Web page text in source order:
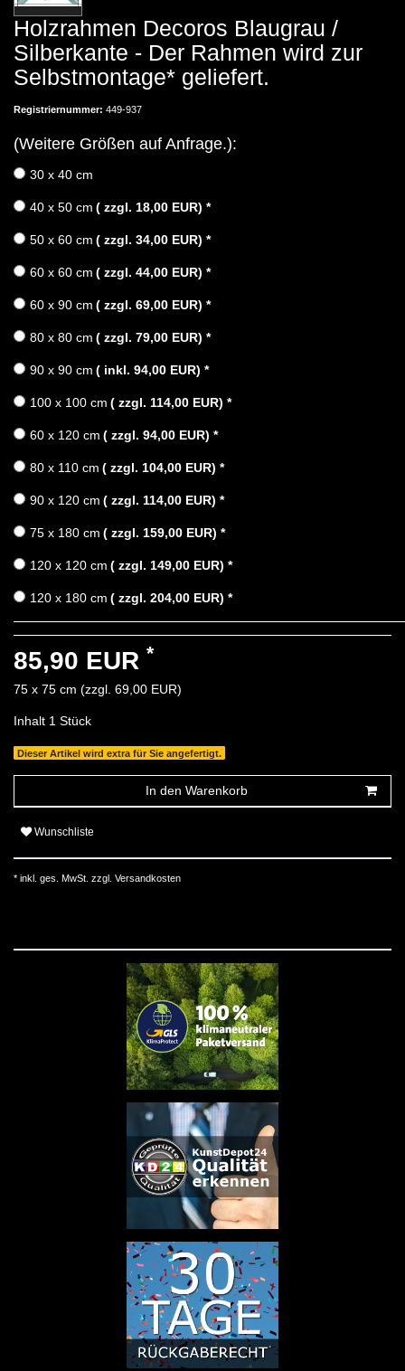
Holzrahmen Decoros Blaugrau /
Silberkante - Der Rahmen wird zur
Selbstmontage* geliefert.
Registriernummer: 449-937
(Weitere Größen auf Anfrage.):
30 x 40 cm
40 x 50 cm ( zzgl. 18,00 EUR) *
50 x 60 cm ( zzgl. 34,00 EUR) *
60 x 60 cm ( zzgl. 44,00 EUR) *
60 x 90 cm ( zzgl. 69,00 EUR) *
80 x 80 cm ( zzgl. 79,00 EUR) *
90 x 90 cm ( inkl. 94,00 EUR) *
100 x 100 cm ( zzgl. 114,00 EUR) *
60 x 120 cm ( zzgl. 94,00 EUR) *
80 x 110 cm ( zzgl. 104,00 EUR) *
90 x 120 cm ( zzgl. 114,00 EUR) *
75 x 180 cm ( zzgl. 159,00 EUR) *
120 x 120 cm ( zzgl. 149,00 EUR) *
120 x 180 cm ( zzgl. 204,00 EUR) *
85,90 EUR *
75 x 75 cm (zzgl. 69,00 EUR)
Inhalt 1 Stück
Dieser Artikel wird extra für Sie angefertigt.
In den Warenkorb
Wunschliste
* inkl. ges. MwSt. zzgl. Versandkosten